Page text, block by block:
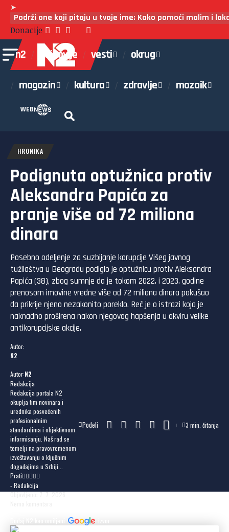
➤
Podrži one koji pitaju u tvoje ime: Kako pomoći malim i
Donacije
n2 najnovije vesti okrug
magazin kultura zdravlje mozaik
WEB
HRONIKA
Podignuta optužnica protiv
Aleksandra Papića za
pranje više od 72 miliona
dinara
Posebno odeljenje za suzbijanje korupcije Višeg javnog
tužilaštva u Beogradu podiglo je optužnicu protiv Aleksandra
Papića (38), zbog sumnje da je tokom 2022. i 2023. godine
prenosom imovine vredne više od 72 miliona dinara pokušao
da prikrije njeno nezakonito poreklo. Reč je o istrazi koja je
naknadno proširena nakon njegovog hapšenja u okviru velike
antikorupcijske akcije.
Autor:
N2
Autor:N2
Redakcija
Redakcija portala N2
okuplja tim novinara i
urednika posvećenih
profesionalnim
standardima i objektivnom
informisanju. Naš rad se
temelji na pravovremenom
izveštavanju o ključnim
događajima u Srbiji...
Prati
- Redakcija
Objavljeno: 7. 7. 2026.
Podeli 3 min. čitanja